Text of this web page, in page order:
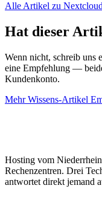
Alle Artikel zu
Hat dieser
Wenn nicht, schreib uns
eine Empfehlung —
Kundenkonto.
Mehr Wissens-Artikel
Hosting vom
Rechenzentren. Drei
antwortet direkt jemand